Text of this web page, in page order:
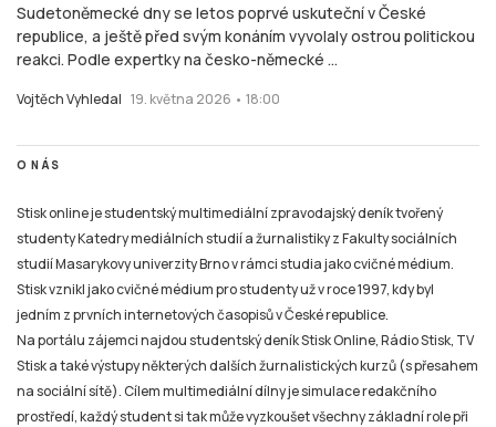
Sudetoněmecké dny se letos poprvé uskuteční v České
republice, a ještě před svým konáním vyvolaly ostrou politickou
reakci. Podle expertky na česko-německé ...
Vojtěch Vyhledal 19. května 2026 • 18:00
O NÁS
Stisk online je studentský multimediální zpravodajský deník tvořený
studenty Katedry mediálních studií a žurnalistiky z Fakulty sociálních
studií Masarykovy univerzity Brno v rámci studia jako cvičné médium.
Stisk vznikl jako cvičné médium pro studenty už v roce 1997, kdy byl
jedním z prvních internetových časopisů v České republice.
Na portálu zájemci najdou studentský deník Stisk Online, Rádio Stisk, TV
Stisk a také výstupy některých dalších žurnalistických kurzů (s přesahem
na sociální sítě). Cílem multimediální dílny je simulace redakčního
prostředí, každý student si tak může vyzkoušet všechny základní role při